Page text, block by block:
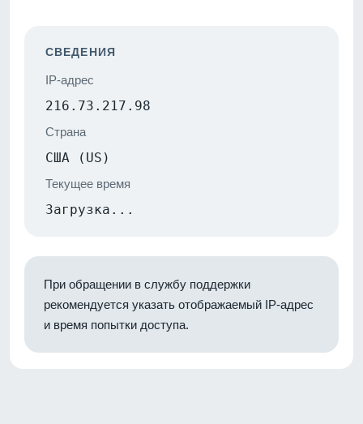
СВЕДЕНИЯ
IP-адрес
216.73.217.98
Страна
США (US)
Текущее время
Загрузка...
При обращении в службу поддержки
рекомендуется указать отображаемый IP-адрес
и время попытки доступа.